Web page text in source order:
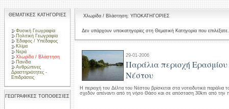
ΘΕΜΑΤΙΚΕΣ ΚΑΤΗΓΟΡΙΕΣ
Φυσική Γεωγραφία
Πολιτική Γεωγραφία
Έδαφος / Υπέδαφος
Κλίμα
Νερά
Χλωρίδα / Βλάστηση
Πανίδα
Ανθρώπινες
Δραστηριότητες -
Επιδράσεις
ΓΕΩΓΡΑΦΙΚΕΣ ΤΟΠΟΘΕΣΙΕΣ
Χλωρίδα / Βλάστηση: ΥΠΟΚΑΤΗΓΟΡΙΕΣ
Δεν υπάρχουν υποκατηγορίες στη Θεματική Κατηγορία που επιλέξατε.
29-01-2006
Παράλια περιοχή
Νέστου
Η περιοχή του Δέλτα του Νέστου βρίσκεται στα νοτιοδυτικά παράλια
σχεδόν απέναντι από τη νήσο Θάσο και σε απόσταση 30km από την